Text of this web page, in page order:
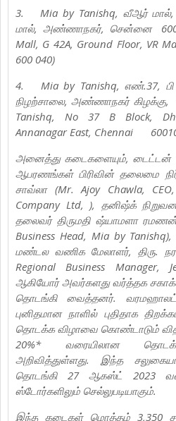
3.
Mia by Tanishq, வீஆர்
மால், அண்ணாநகர், சென்னை
Mall, G 42A, Ground Floor, VR
600 040)
4.
Mia by Tanishq, எண்.37,
நிழற்சாலை, அண்ணாநகர் கிழக்கு,
Tanishq, No 37 B Block,
Annanagar East, Chennai
அனைத்து கடைகளையும், டைட்டன்
ஆபரணங்கள் பிரிவின் தலைமை
சாவ்லா (Mr. Ajoy Chawla,
Company Ltd, ), தனிஷ்க்
தலைவர் திருமதி ஷ்யாமளா ரமணன்
Business Head, Mia by
மண்டல வணிக மேலாளர், திரு.
Regional Business Manager,
ஆகியோர் அவர்களது வர்த்தக
தொடங்கி வைத்தனர்.
புனிதமான நாளில் புதிதாக
தொடக்க விழாவை கொண்டாடும்
20%* வரையிலான
அறிவித்துள்ளது. இந்த
தொடங்கி 27 ஆகஸ்ட் 2023
ஸ்டோர்களிலும் செல்லுபடியாகும்.
இந்த கடைகள் மொத்தம் 3,350